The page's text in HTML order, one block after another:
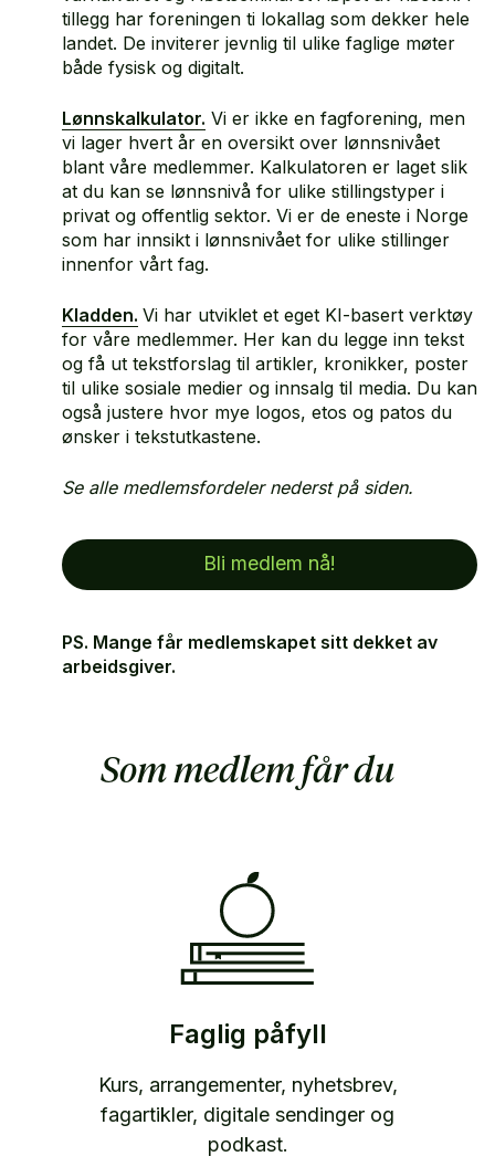
tillegg har foreningen ti lokallag som dekker hele
landet. De inviterer jevnlig til ulike faglige møter
både fysisk og digitalt.
Lønnskalkulator. Vi er ikke en fagforening, men
vi lager hvert år en oversikt over lønnsnivået
blant våre medlemmer. Kalkulatoren er laget slik
at du kan se lønnsnivå for ulike stillingstyper i
privat og offentlig sektor. Vi er de eneste i Norge
som har innsikt i lønnsnivået for ulike stillinger
innenfor vårt fag.
Kladden. Vi har utviklet et eget KI-basert verktøy
for våre medlemmer. Her kan du legge inn tekst
og få ut tekstforslag til artikler, kronikker, poster
til ulike sosiale medier og innsalg til media. Du kan
også justere hvor mye logos, etos og patos du
ønsker i tekstutkastene.
Se alle medlemsfordeler nederst på siden.
Bli medlem nå!
PS. Mange får medlemskapet sitt dekket av
arbeidsgiver.
Som medlem får du
Faglig påfyll
Kurs, arrangementer, nyhetsbrev,
fagartikler, digitale sendinger og
podkast.